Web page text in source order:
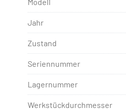
Jahr
Zustand
Seriennummer
Lagernummer
Werkstückdurchmesser